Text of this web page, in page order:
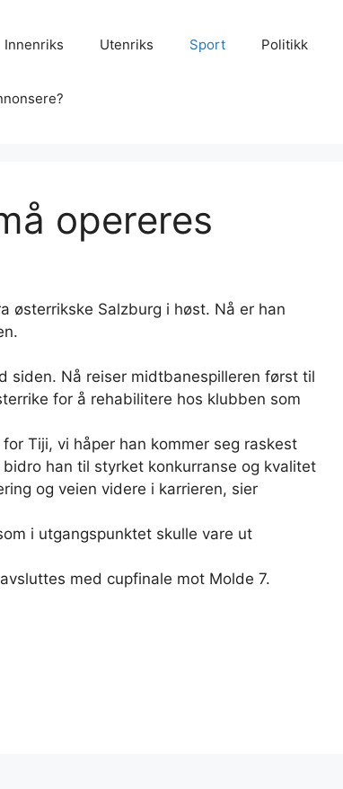
Innenriks Utenriks Sport Politikk
opereres
østerrikske Salzburg i høst. Nå er han
siden. Nå reiser midtbanespilleren først til
for å rehabilitere hos klubben som
Tiji, vi håper han kommer seg raskest
han til styrket konkurranse og kvalitet
og veien videre i karrieren, sier
i utgangspunktet skulle vare ut
med cupfinale mot Molde 7.